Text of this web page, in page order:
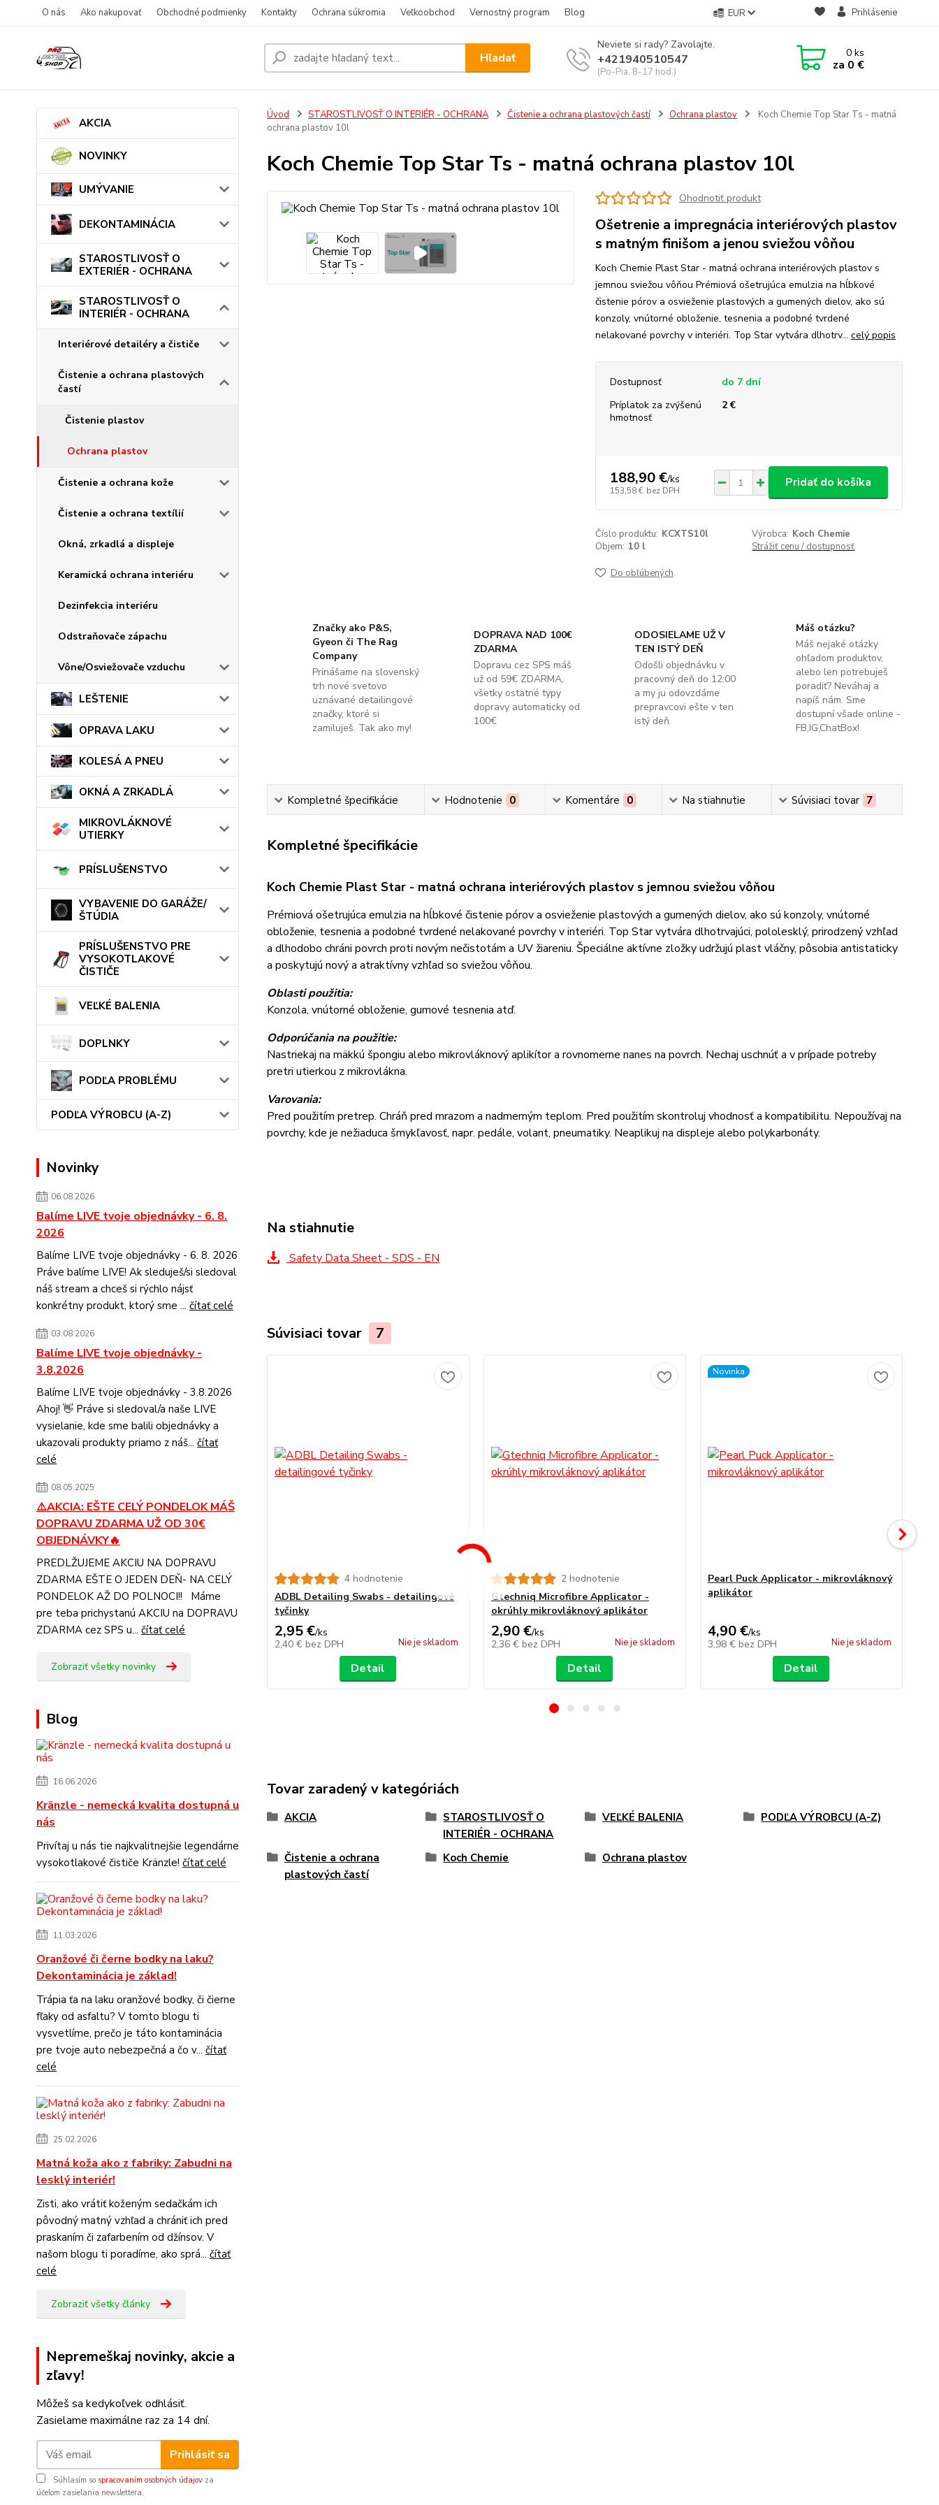
O nás Ako nakupovať Obchodné podmienky Kontakty Ochrana súkromia Veľkoobchod Vernostný program Blog EUR Prihlásenie
Hľadať
Neviete si rady? Zavolajte.
+421940510547
(Po-Pia, 8-17 hod.)
0ks
za 0 €
AKCIA
NOVINKY
UMÝVANIE
DEKONTAMINÁCIA
STAROSTLIVOSŤ O
EXTERIÉR - OCHRANA
STAROSTLIVOSŤ O
INTERIÉR - OCHRANA
Interiérové detailéry a čističe
Čistenie a ochrana plastových
častí
Čistenie plastov
Ochrana plastov
Čistenie a ochrana kože
Čistenie a ochrana textílií
Okná, zrkadlá a displeje
Keramická ochrana interiéru
Dezinfekcia interiéru
Odstraňovače zápachu
Vône/Osviežovače vzduchu
LEŠTENIE
OPRAVA LAKU
KOLESÁ A PNEU
OKNÁ A ZRKADLÁ
MIKROVLÁKNOVÉ
UTIERKY
PRÍSLUŠENSTVO
VYBAVENIE DO GARÁŽE/
ŠTÚDIA
PRÍSLUŠENSTVO PRE
VYSOKOTLAKOVÉ
ČISTIČE
VEĽKÉ BALENIA
DOPLNKY
PODĽA PROBLÉMU
PODĽA VÝROBCU (A-Z)
Novinky
06.08.2026
Balíme LIVE tvoje objednávky - 6. 8.
2026
Balíme LIVE tvoje objednávky - 6. 8. 2026
Práve balíme LIVE! Ak sleduješ/si sledoval
náš stream a chceš si rýchlo nájsť
konkrétny produkt, ktorý sme ... čítať celé
03.08.2026
Balíme LIVE tvoje objednávky -
3.8.2026
Balíme LIVE tvoje objednávky - 3.8.2026
Ahoj! 👋 Práve si sledoval/a naše LIVE
vysielanie, kde sme balili objednávky a
ukazovali produkty priamo z náš... čítať
celé
08.05.2025
⚠️AKCIA: EŠTE CELÝ PONDELOK MÁŠ
DOPRAVU ZDARMA UŽ OD 30€
OBJEDNÁVKY🔥
PREDLŽUJEME AKCIU NA DOPRAVU
ZDARMA EŠTE O JEDEN DEŇ- NA CELÝ
PONDELOK AŽ DO POLNOCI!! Máme
pre teba prichystanú AKCIU na DOPRAVU
ZDARMA cez SPS u... čítať celé
Zobraziť všetky novinky
Blog
16.06.2026
Kränzle - nemecká kvalita dostupná u
nás
Privítaj u nás tie najkvalitnejšie legendárne
vysokotlakové čističe Kränzle! čítať celé
11.03.2026
Oranžové či černe bodky na laku?
Dekontaminácia je základ!
Trápia ťa na laku oranžové bodky, či čierne
fľaky od asfaltu? V tomto blogu ti
vysvetlíme, prečo je táto kontaminácia
pre tvoje auto nebezpečná a čo v... čítať
celé
25.02.2026
Matná koža ako z fabriky: Zabudni na
lesklý interiér!
Zisti, ako vrátiť koženým sedačkám ich
pôvodný matný vzhľad a chrániť ich pred
praskaním či zafarbením od džínsov. V
našom blogu ti poradíme, ako sprá... čítať
celé
Zobraziť všetky články
Nepremeškaj novinky, akcie a
zľavy!
Môžeš sa kedykoľvek odhlásiť.
Zasielame maximálne raz za 14 dní.
Prihlásiť sa
Súhlasím so spracovaním osobných údajov za
účelom zasielania newslettera.
Úvod STAROSTLIVOSŤ O INTERIÉR - OCHRANA Čistenie a ochrana plastových častí Ochrana plastov
Koch Chemie Top Star Ts - matná
ochrana plastov 10l
Koch Chemie Top Star Ts - matná ochrana plastov 10l
Ohodnotiť produkt
Ošetrenie a impregnácia interiérových plastov
s matným finišom a jenou sviežou vôňou
Koch Chemie Plast Star - matná ochrana interiérových plastov s
jemnou sviežou vôňou Prémiová ošetrujúca emulzia na hĺbkové
čistenie pórov a osvieženie plastových a gumených dielov, ako sú
konzoly, vnútorné obloženie, tesnenia a podobné tvrdené
nelakované povrchy v interiéri. Top Star vytvára dlhotrv... celý popis
Dostupnosť
do 7 dní
Príplatok za zvýšenú
hmotnosť
2 €
188,90 €/ks
153,58 € bez DPH
Pridať do košíka
Číslo produktu: KCXTS10l Výrobca: Koch Chemie
Objem: 10 l Strážiť cenu / dostupnosť
Do obľúbených
Značky ako P&S,
Gyeon či The Rag
Company
Prinášame na slovenský
trh nové svetovo
uznávané detailingové
značky, ktoré si
zamiluješ. Tak ako my!
DOPRAVA NAD 100€
ZDARMA
Dopravu cez SPS máš
už od 59€ ZDARMA,
všetky ostatné typy
dopravy automaticky od
100€
ODOSIELAME UŽ V
TEN ISTÝ DEŇ
Odošli objednávku v
pracovný deň do 12:00
a my ju odovzdáme
prepravcovi ešte v ten
istý deň.
Máš otázku?
Máš nejaké otázky
ohľadom produktov,
alebo len potrebuješ
poradiť? Neváhaj a
napíš nám. Sme
dostupní všade online -
FB,IG,ChatBox!
Kompletné špecifikácie Hodnotenie 0 Komentáre 0 Na stiahnutie Súvisiaci tovar 7
Kompletné špecifikácie
Koch Chemie Plast Star - matná ochrana interiérových plastov s jemnou sviežou vôňou
Prémiová ošetrujúca emulzia na hĺbkové čistenie pórov a osvieženie plastových a gumených dielov, ako sú konzoly, vnútorné
obloženie, tesnenia a podobné tvrdené nelakované povrchy v interiéri. Top Star vytvára dlhotrvajúci, pololesklý, prirodzený vzhľad
a dlhodobo chráni povrch proti novým nečistotám a UV žiareniu. Špeciálne aktívne zložky udržujú plast vláčny, pôsobia antistaticky
a poskytujú nový a atraktívny vzhľad so sviežou vôňou.
Oblasti použitia:
Konzola, vnútorné obloženie, gumové tesnenia atď.
Odporúčania na použitie:
Nastriekaj na mäkkú špongiu alebo mikrovláknový aplikítor a rovnomerne nanes na povrch. Nechaj uschnúť a v prípade potreby
pretri utierkou z mikrovlákna.
Varovania:
Pred použitím pretrep. Chráň pred mrazom a nadmerným teplom. Pred použitím skontroluj vhodnosť a kompatibilitu. Nepoužívaj na
povrchy, kde je nežiaduca šmykľavosť, napr. pedále, volant, pneumatiky. Neaplikuj na displeje alebo polykarbonáty.
Na stiahnutie
Safety Data Sheet - SDS - EN
Súvisiaci tovar 7
4 hodnotenie
ADBL Detailing Swabs - detailingové
tyčinky
2,95 €/ks
2,40 € bez DPH Nie je skladom
Detail
2 hodnotenie
Gtechniq Microfibre Applicator -
okrúhly mikrovláknový aplikátor
2,90 €/ks
2,36 € bez DPH Nie je skladom
Detail
Novinka
Pearl Puck Applicator - mikrovláknový
aplikátor
4,90 €/ks
3,98 € bez DPH Nie je skladom
Detail
Tovar zaradený v kategóriách
AKCIA
STAROSTLIVOSŤ O
INTERIÉR - OCHRANA
VEĽKÉ BALENIA PODĽA VÝROBCU (A-Z)
Čistenie a ochrana
plastových častí
Koch Chemie Ochrana plastov